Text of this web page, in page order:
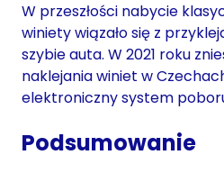
W przeszłości nabycie
winiety wiązało się z
szybie auta. W 2021 roku
naklejania winiet w
elektroniczny system
Podsumowanie